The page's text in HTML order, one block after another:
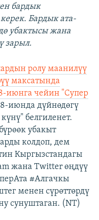
бардык
Бардык ата-
убактысы жана
зарыл.
ролу маанилүү
максатында
чейин "Супер
июнда дүйнөдөгү
белгиленет.
убакыт
колдоп, дем
Кыргызстандагы
жана Twitter өңдүү
#Алгачкы
менен сүрөттөрдү
сунуштаган. (NT)